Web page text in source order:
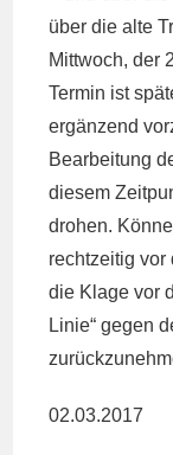
über die alte
Mittwoch, der
Termin ist
ergänzend
Bearbeitung
diesem
drohen.
rechtzeitig vor
die Klage vor
Linie“ gegen
02.03.2017